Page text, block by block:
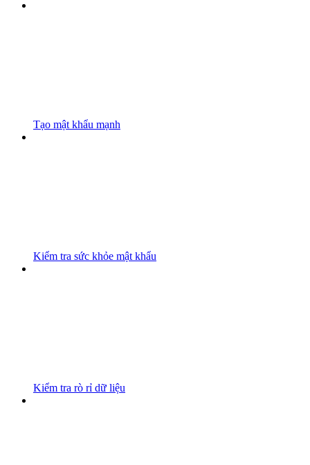
Tạo mật khẩu mạnh
Kiểm tra sức khỏe mật khẩu
Kiểm tra rò rỉ dữ liệu